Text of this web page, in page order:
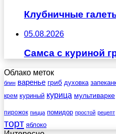
Клубничные
05.08.2026
Самса с куриной
Облако меток
блин варенье гриб духовка
крем куриный курица мультиварке
пирожок пицца помидор простой рецепт
торт яблоко